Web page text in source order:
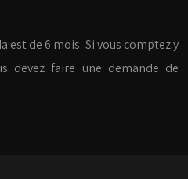
est de 6 mois. Si vous comptez y
devez faire une demande de